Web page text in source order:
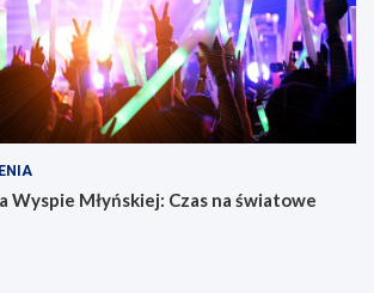
Wyspie Młyńskiej: Czas na światowe